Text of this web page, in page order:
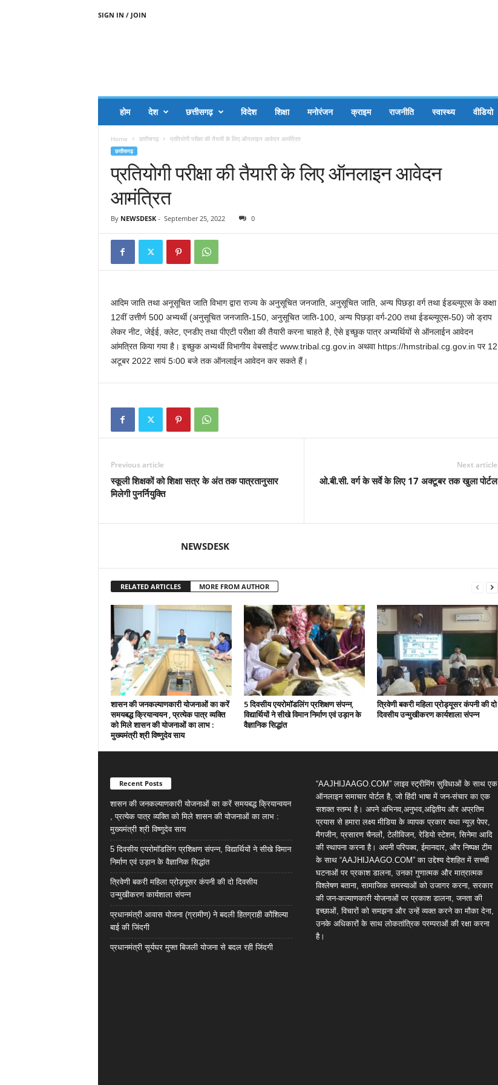
SIGN IN / JOIN
होम देश छत्तीसगढ़ विदेश शिक्षा मनोरंजन क्राइम राजनीति स्वास्थ्य वीडियो
Home छत्तीसगढ़ प्रतियोगी परीक्षा की तैयारी के लिए ऑनलाइन आवेदन आमंत्रित
छत्तीसगढ़
प्रतियोगी परीक्षा की तैयारी के लिए ऑनलाइन आवेदन
आमंत्रित
By NEWSDESK- September 25, 2022 0
आदिम जाति तथा अनूसूचित जाति विभाग द्वारा राज्य के अनुसूचित जनजाति, अनुसूचित जाति, अन्य पिछड़ा वर्ग तथा ईडब्ल्यूएस के कक्षा
12वीं उत्तीर्ण 500 अभ्यर्थी (अनुसूचित जनजाति-150, अनुसूचित जाति-100, अन्य पिछड़ा वर्ग-200 तथा ईडब्ल्यूएस-50) जो ड्राप
लेकर नीट, जेईई, क्लेट, एनडीए तथा पीएटी परीक्षा की तैयारी करना चाहते है, ऐसे इच्छुक पात्र अभ्यर्थियों से ऑनलाईन आवेदन
आंमत्रित किया गया है। इच्छुक अभ्यर्थी विभागीय वेबसाईट www.tribal.cg.gov.in अथवा https://hmstribal.cg.gov.in पर 12
अटूबर 2022 सायं 5ः00 बजे तक ऑनलाईन आवेदन कर सकते हैं।
Previous article
स्कूली शिक्षकों को शिक्षा सत्र के अंत तक पात्रतानुसार
मिलेगी पुनर्नियुक्ति
Next article
ओ.बी.सी. वर्ग के सर्वे के लिए 17 अक्टूबर तक खुला पोर्टल
NEWSDESK
RELATED ARTICLES MORE FROM AUTHOR
शासन की जनकल्याणकारी योजनाओं का करें
समयबद्ध क्रियान्वयन , प्रत्येक पात्र व्यक्ति
को मिले शासन की योजनाओं का लाभ :
मुख्यमंत्री श्री विष्णुदेव साय
5 दिवसीय एयरोमॉडलिंग प्रशिक्षण संपन्न,
विद्यार्थियों ने सीखे विमान निर्माण एवं उड़ान के
वैज्ञानिक सिद्धांत
त्रिवेणी बकरी महिला प्रोड्यूसर कंपनी की दो
दिवसीय उन्मुखीकरण कार्यशाला संपन्न
Recent Posts
शासन की जनकल्याणकारी योजनाओं का करें समयबद्ध क्रियान्वयन
, प्रत्येक पात्र व्यक्ति को मिले शासन की योजनाओं का लाभ :
मुख्यमंत्री श्री विष्णुदेव साय
5 दिवसीय एयरोमॉडलिंग प्रशिक्षण संपन्न, विद्यार्थियों ने सीखे विमान
निर्माण एवं उड़ान के वैज्ञानिक सिद्धांत
त्रिवेणी बकरी महिला प्रोड्यूसर कंपनी की दो दिवसीय
उन्मुखीकरण कार्यशाला संपन्न
प्रधानमंत्री आवास योजना (ग्रामीण) ने बदली हितग्राही कौशिल्या
बाई की जिंदगी
प्रधानमंत्री सूर्यघर मुफ्त बिजली योजना से बदल रही जिंदगी
“AAJHIJAAGO.COM” लाइव स्ट्रीमिंग सुविधाओं के साथ एक
ऑनलाइन समाचार पोर्टल है, जो हिंदी भाषा में जन-संचार का एक
सशक्त स्तम्भ है। अपने अभिनव,अनुभव,अद्वितीय और अप्रतिम
प्रयास से हमारा लक्ष्य मीडिया के व्यापक प्रकार यथा न्यूज़ पेपर,
मैगजीन, प्रसारण चैनलों, टेलीविजन, रेडियो स्टेशन, सिनेमा आदि
की स्थापना करना है। अपनी परिपक्व, ईमानदार, और निष्पक्ष टीम
के साथ “AAJHIJAAGO.COM” का उद्देश्य देशहित में सच्ची
घटनाओं पर प्रकाश डालना, उनका गुणात्मक और मात्रात्मक
विश्लेषण बताना, सामाजिक समस्याओं को उजागर करना, सरकार
की जन-कल्याणकारी योजनाओं पर प्रकाश डालना, जनता की
इच्छाओं, विचारों को समझना और उन्हें व्यक्त करने का मौका देना,
उनके अधिकारों के साथ लोकतांत्रिक परम्पराओं की रक्षा करना
है।